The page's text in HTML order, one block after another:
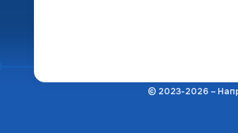
© 2023-2026 –